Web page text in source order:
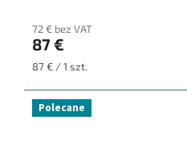
produktu
wynosi
5.0
5
gwiazdek.
72 € bez VAT
87 €
Cena
87 € / 1 szt.
Polecane